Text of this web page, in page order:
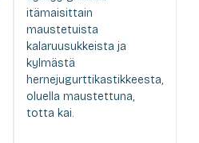
itämaisittain
maustetuista
kalaruusukkeista ja
kylmästä
hernejugurttikastikkeesta,
oluella maustettuna,
totta kai.